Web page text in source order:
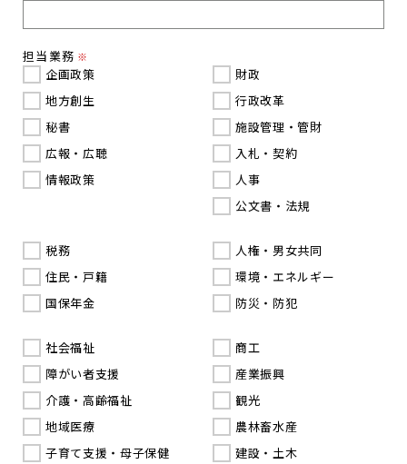
担当業務 ※
企画政策
地方創生
秘書
広報・広聴
情報政策
財政
行政改革
施設管理・管財
入札・契約
人事
公文書・法規
税務
住民・戸籍
国保年金
人権・男女共同
環境・エネルギー
防災・防犯
社会福祉
障がい者支援
介護・高齢福祉
地域医療
子育て支援・母子保健
商工
産業振興
観光
農林畜水産
建設・土木